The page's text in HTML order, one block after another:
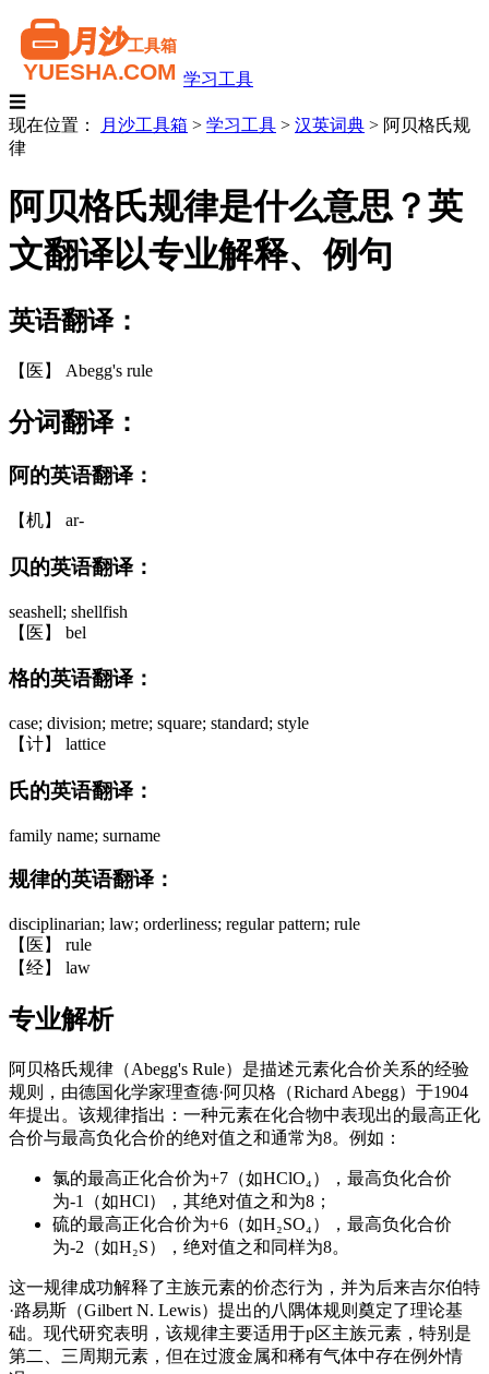
学习工具
☰
现在位置：
月沙工具箱 > 学习工具 > 汉英词典 > 阿贝格氏规
律
阿贝格氏规律是什么意思？英
文翻译以专业解释、例句
英语翻译：
【医】 Abegg's rule
分词翻译：
阿的英语翻译：
【机】 ar-
贝的英语翻译：
seashell; shellfish
【医】 bel
格的英语翻译：
case; division; metre; square; standard; style
【计】 lattice
氏的英语翻译：
family name; surname
规律的英语翻译：
disciplinarian; law; orderliness; regular pattern; rule
【医】 rule
【经】 law
专业解析
阿贝格氏规律（Abegg's Rule）是描述元素化合价关系的经验
规则，由德国化学家理查德·阿贝格（Richard Abegg）于1904
年提出。该规律指出：一种元素在化合物中表现出的最高正化
合价与最高负化合价的绝对值之和通常为8。例如：
氯的最高正化合价为+7（如HClO₄），最高负化合价
为-1（如HCl），其绝对值之和为8；
硫的最高正化合价为+6（如H₂SO₄），最高负化合价
为-2（如H₂S），绝对值之和同样为8。
这一规律成功解释了主族元素的价态行为，并为后来吉尔伯特
·路易斯（Gilbert N. Lewis）提出的八隅体规则奠定了理论基
础。现代研究表明，该规律主要适用于p区主族元素，特别是
第二、三周期元素，但在过渡金属和稀有气体中存在例外情